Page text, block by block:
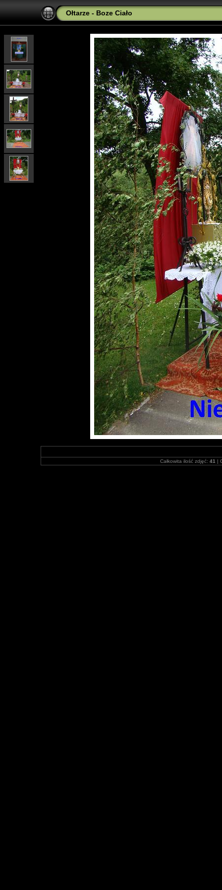
Ołtarze - Boze Ciało
Całkowita ilość zdjęć: 41 |